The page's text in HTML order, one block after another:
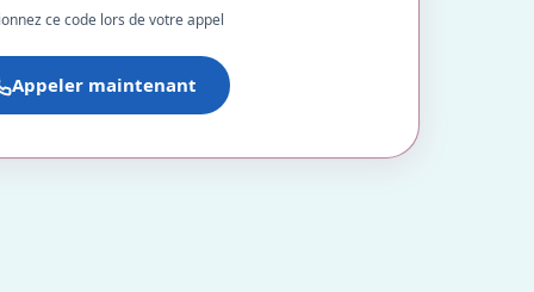
ce code lors de votre appel
Appeler maintenant